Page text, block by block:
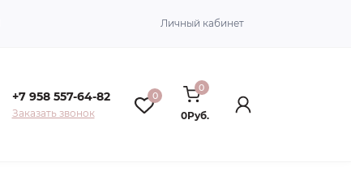
Личный кабинет
+7 958 557-64-82
Заказать звонок
0
0
0Руб.